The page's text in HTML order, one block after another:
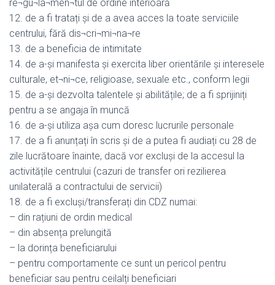
re¬gu¬la¬men¬tul de ordine interioară
12. de a fi tratați și de a avea acces la toate serviciile
centrului, fără dis¬cri¬mi¬na¬re
13. de a beneficia de intimitate
14. de a-și manifesta și exercita liber orientările și interesele
culturale, et¬ni¬ce, religioase, sexuale etc., conform legii
15. de a-și dezvolta talentele și abilitățile; de a fi sprijiniți
pentru a se angaja în muncă
16. de a-și utiliza așa cum doresc lucrurile personale
17. de a fi anunțați în scris și de a putea fi audiați cu 28 de
zile lucrătoare înainte, dacă vor excluși de la accesul la
activitățile centrului (cazuri de transfer ori rezilierea
unilaterală a contractului de servicii)
18. de a fi excluși/transferați din CDZ numai:
– din rațiuni de ordin medical
– din absența prelungită
– la dorința beneficiarului
– pentru comportamente ce sunt un pericol pentru
beneficiar sau pentru ceilalți beneficiari